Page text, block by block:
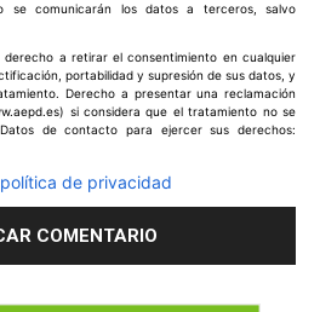
se comunicarán los datos a terceros, salvo
derecho a retirar el consentimiento en cualquier
portabilidad y supresión de sus datos, y
Derecho a presentar una reclamación
si considera que el tratamiento no se
de contacto para ejercer sus derechos:
de privacidad